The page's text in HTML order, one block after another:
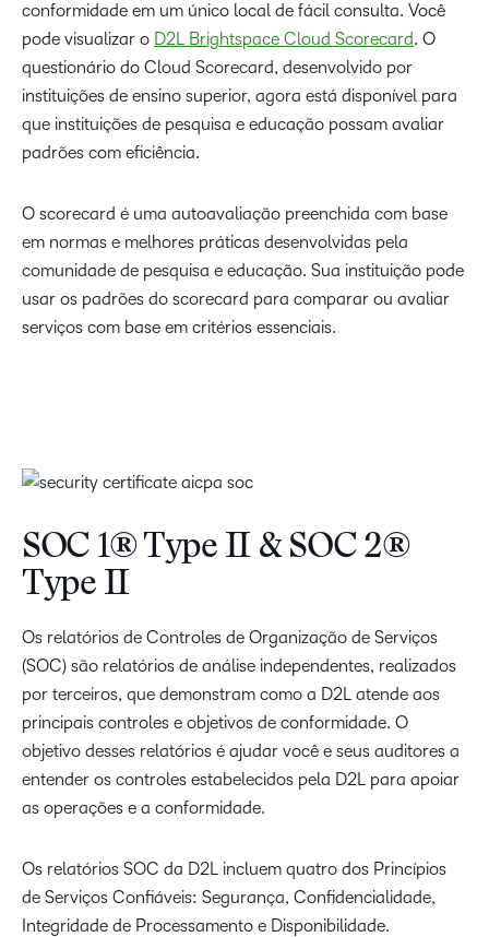
conformidade em um único local de fácil consulta. Você
pode visualizar o D2L Brightspace Cloud Scorecard. O
questionário do Cloud Scorecard, desenvolvido por
instituições de ensino superior, agora está disponível para
que instituições de pesquisa e educação possam avaliar
padrões com eficiência.
O scorecard é uma autoavaliação preenchida com base
em normas e melhores práticas desenvolvidas pela
comunidade de pesquisa e educação. Sua instituição pode
usar os padrões do scorecard para comparar ou avaliar
serviços com base em critérios essenciais.
SOC 1® Type II & SOC 2®
Type II
Os relatórios de Controles de Organização de Serviços
(SOC) são relatórios de análise independentes, realizados
por terceiros, que demonstram como a D2L atende aos
principais controles e objetivos de conformidade. O
objetivo desses relatórios é ajudar você e seus auditores a
entender os controles estabelecidos pela D2L para apoiar
as operações e a conformidade.
Os relatórios SOC da D2L incluem quatro dos Princípios
de Serviços Confiáveis: Segurança, Confidencialidade,
Integridade de Processamento e Disponibilidade.